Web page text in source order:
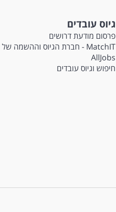
גיוס עובדים
פרסום מודעת דרושים
MatchIT - חברת הגיוס וההשמה של
AllJobs
חיפוש וגיוס עובדים